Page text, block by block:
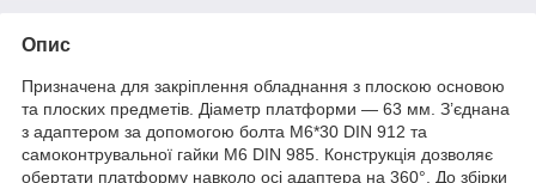
Опис
Призначена для закріплення обладнання з плоскою основою
та плоских предметів. Діаметр платформи — 63 мм. З’єднана
з адаптером за допомогою болта M6*30 DIN 912 та
самоконтрувальної гайки M6 DIN 985. Конструкція дозволяє
обертати платформу навколо осі адаптера на 360°. До збірки